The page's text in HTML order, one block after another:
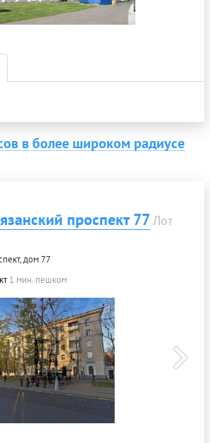
в более широком радиусе
проспект 77Лот
дом 77
1 мин. пешком